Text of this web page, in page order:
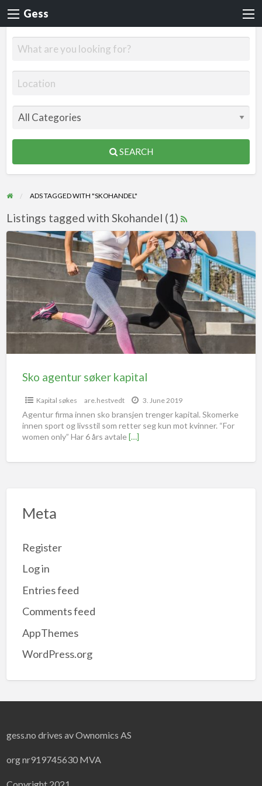
Gess
SEARCH
ADS TAGGED WITH "SKOHANDEL"
Listings tagged with Skohandel (1)
Sko agentur søker kapital
Kapital søkes are.hestvedt 3. June 2019
Agentur firma innen sko bransjen trenger kapital. Skomerke
innen sport og livsstil som retter seg kun mot kvinner. “For
women only” Har 6 års avtale[…]
Meta
Register
Log in
Entries feed
Comments feed
AppThemes
WordPress.org
gess.no drives av Ownomics AS
org nr919745630 MVA